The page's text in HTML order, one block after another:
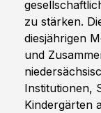
zu stärken.
diesjährigen
und
Institutionen,
Kindergärten